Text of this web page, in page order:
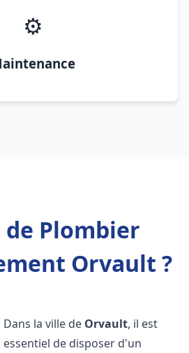
⚙️
de Plombier
Orvault ?
Dans la ville de Orvault, il est
essentiel de disposer d'un